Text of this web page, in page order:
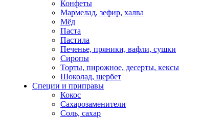
Конфеты
Мармелад, зефир, халва
Мёд
Паста
Пастила
Печенье, пряники, вафли, сушки
Сиропы
Торты, пирожное, десерты, кексы
Шоколад, щербет
Специи и приправы
Кокос
Сахарозаменители
Соль, сахар